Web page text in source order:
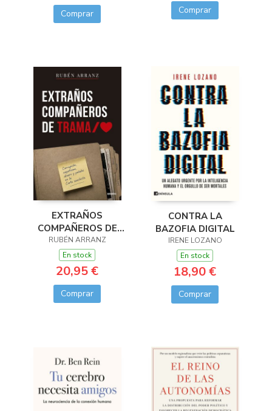
Comprar Comprar
EXTRAÑOS
COMPAÑEROS DE
TRAMA
RUBÉN ARRANZ
En stock
20,95 €
Comprar
CONTRA LA
BAZOFIA DIGITAL
IRENE LOZANO
En stock
18,90 €
Comprar